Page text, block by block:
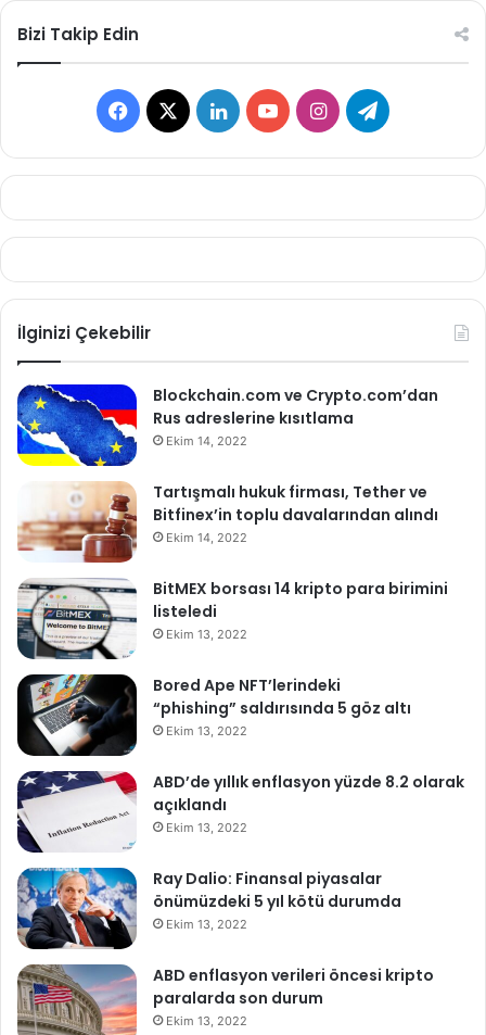
Bizi Takip Edin
Facebook
X LinkedInYouTubeInstagramTelegram
İlginizi Çekebilir
Blockchain.com ve Crypto.com’dan
Rus adreslerine kısıtlama
Ekim 14, 2022
Tartışmalı hukuk firması, Tether ve
Bitfinex’in toplu davalarından alındı
Ekim 14, 2022
BitMEX borsası 14 kripto para birimini
listeledi
Ekim 13, 2022
Bored Ape NFT’lerindeki
“phishing” saldırısında 5 göz altı
Ekim 13, 2022
ABD’de yıllık enflasyon yüzde 8.2 olarak
açıklandı
Ekim 13, 2022
Ray Dalio: Finansal piyasalar
önümüzdeki 5 yıl kötü durumda
Ekim 13, 2022
ABD enflasyon verileri öncesi kripto
paralarda son durum
Ekim 13, 2022